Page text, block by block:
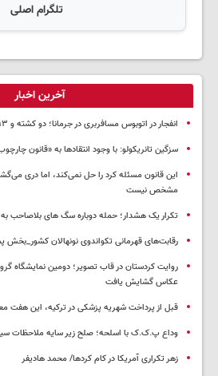
تلگرام اصلی
آخرین اخبار
انفجار در اتوبوس مسافربری در جرمانا؛ دو کشته و ۱۳ زخمی + فیلم
سزگین تانریکولو: با وجود انتقادها به «قانون
مشخص نیست
تکرار یک هشدار؛ حمله دوباره سگ های بلاصاحب به کودک ۹ ساله
رقابت‌های قهرمانی تکواندوی نونهالان
عکاس گشایش یافت
قبل از پرداخت شهریه پزشکی در ترکیه، این هفت
وداع پ.ک.ک با اسلحه؛ صلح زیر سایه ملاحظات
زهر تکراری آمریکا در کام کردها/ محمد هادیفر